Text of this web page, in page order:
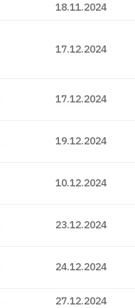
18.11.2024
17.12.2024
17.12.2024
19.12.2024
10.12.2024
23.12.2024
24.12.2024
27.12.2024